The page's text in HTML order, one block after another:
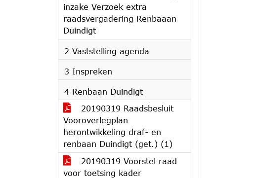
inzake Verzoek extra
raadsvergadering Renbaaan
Duindigt
2 Vaststelling agenda
3 Inspreken
4 Renbaan Duindigt
20190319 Raadsbesluit
Vooroverlegplan
herontwikkeling draf- en
renbaan Duindigt (get.) (1)
20190319 Voorstel raad
voor toetsing kader